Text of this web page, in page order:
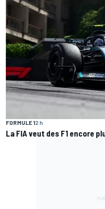
FORMULE 12 h
La FIA veut des F1 encore